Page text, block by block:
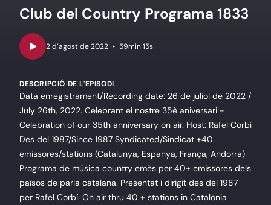
Club del Country Programa 1833
• 59min 15s
DESCRIPCIÓ DE L'EPISODI
Data enregistrament/Recording date: 26 de juliol de 2022 /
July 26th, 2022. Celebrant el nostre 35è aniversari -
Celebration of our 35th anniversary on air. Host: Rafel Corbí
Des del 1987/Since 1987 Syndicated/Sindicat +40
emissores/stations (Catalunya, Espanya, França, Andorra)
Programa de música country emès per 40+ emissores dels
països de parla catalana. Presentat i dirigit des del 1987
per Rafel Corbí. On air thru 40 + stations in Catalonia